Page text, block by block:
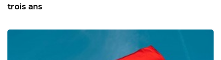
trois ans